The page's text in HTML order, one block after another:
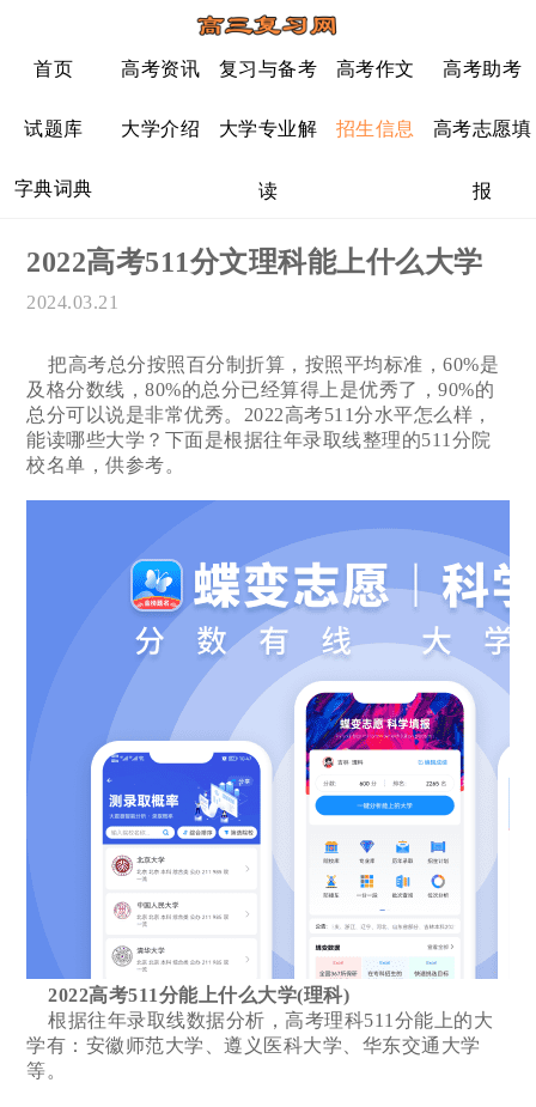
首页 高考资讯 复习与备考 高考作文 高考助考
试题库 大学介绍 大学专业解
读
招生信息 高考志愿填
报
字典词典
2022高考511分文理科能上什么大学
2024.03.21
把高考总分按照百分制折算，按照平均标准，60%是
及格分数线，80%的总分已经算得上是优秀了，90%的
总分可以说是非常优秀。2022高考511分水平怎么样，
能读哪些大学？下面是根据往年录取线整理的511分院
校名单，供参考。
2022高考511分能上什么大学(理科)
根据往年录取线数据分析，高考理科511分能上的大
学有：安徽师范大学、遵义医科大学、华东交通大学
等。